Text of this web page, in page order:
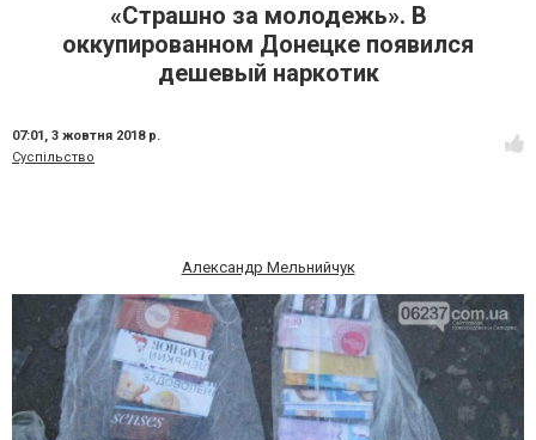
«Страшно за молодежь». В
оккупированном Донецке появился
дешевый наркотик
07:01, 3 жовтня 2018 р.
Суспільство
Александр Мельнийчук